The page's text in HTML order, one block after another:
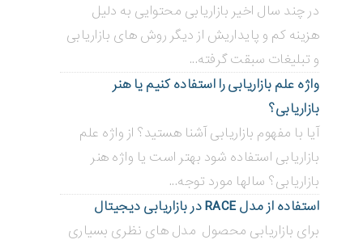
در چند سال اخیر بازاریابی محتوایی به دلیل
هزینه کم و پایداریش از دیگر روش های بازاریابی
و تبلیغات سبقت گرفته...
واژه علم بازاریابی را استفاده کنیم یا هنر
بازاریابی؟
آیا با مفهوم بازاریابی آشنا هستید؟ از واژه علم
بازاریابی استفاده شود بهتر است یا واژه هنر
بازاریابی؟ سالها مورد توجه...
استفاده از مدل RACE در بازاریابی دیجیتال
برای بازاریابی محصول مدل های نظری بسیاری